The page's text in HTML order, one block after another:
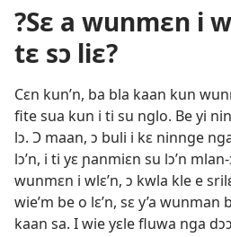
?Sɛ a wunmɛn i
tɛ sɔ liɛ?
Cɛn kun’n, ba bla kaan kun
fite sua kun i ti su nglo. Be yi
lɔ. Ɔ maan, ɔ buli i kɛ ninnge
lɔ’n, i ti yɛ ɲanmiɛn su lɔ’n
wunmɛn i wlɛ’n, ɔ kwla kle e
wie’m be o lɛ’n, sɛ y’a wunman
kaan sa. I wie yɛle fluwa nga